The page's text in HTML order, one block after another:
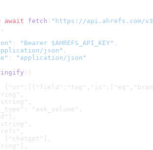
await fetch ( " https://api.ahrefs.com/
,
: "Bearer $AHREFS_API_KEY" ,
json" ,
:
"application/json"
( {
"ask_volume",
["chatgpt"],